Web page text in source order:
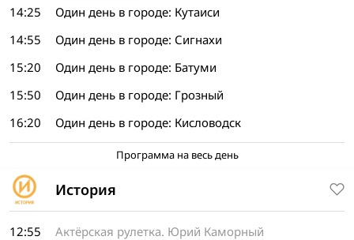
14:25
Один день в городе: Кутаиси
14:55
Один день в городе: Сигнахи
15:20
Один день в городе: Батуми
15:50
Один день в городе: Грозный
16:20
Один день в городе: Кисловодск
Программа на весь день
История
12:55
Актёрская рулетка. Юрий Каморный